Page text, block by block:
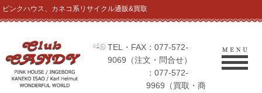
ピンクハウス、カネコ系リサイクル通販&買取
TEL・FAX：077-572-
9069（注文・問合せ）
：077-572-
9969（買取・商